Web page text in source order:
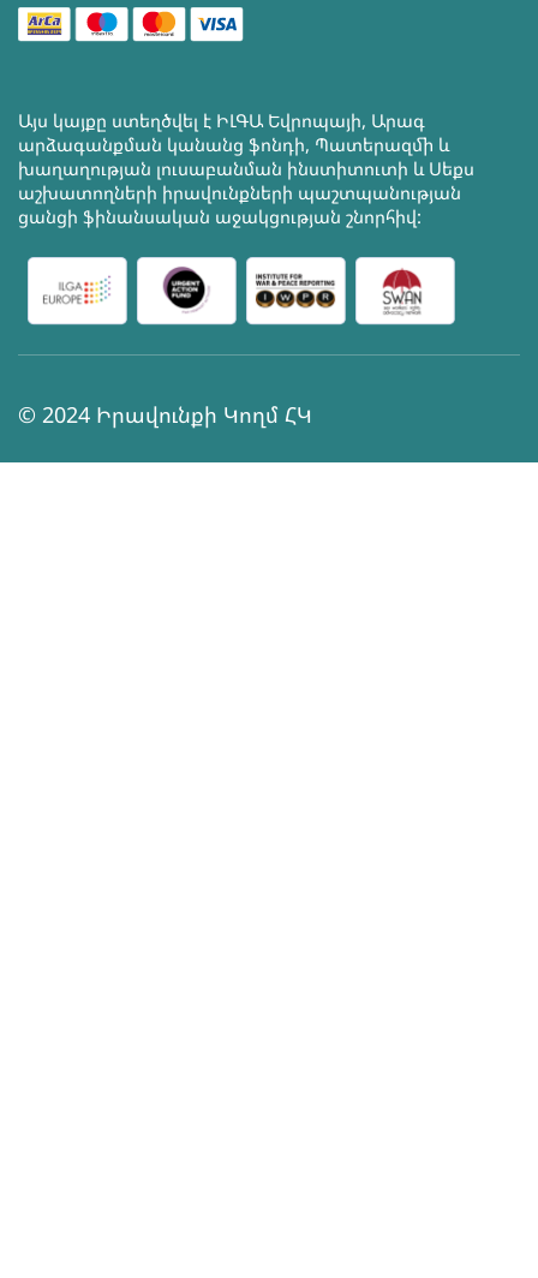
Այս կայքը ստեղծվել է ԻԼԳԱ Եվրոպայի, Արագ
արձագանքման կանանց ֆոնդի, Պատերազմի և
խաղաղության լուսաբանման ինստիտուտի և Սեքս
աշխատողների իրավունքների պաշտպանության
ցանցի ֆինանսական աջակցության շնորհիվ:
© 2024 Իրավունքի Կողմ ՀԿ